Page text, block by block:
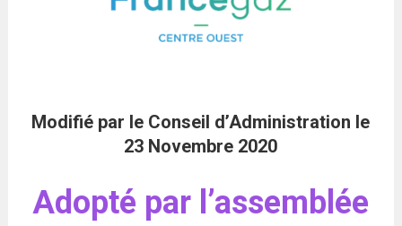
Modifié par le Conseil d’Administration le
23 Novembre 2020
Adopté par l’assemblée